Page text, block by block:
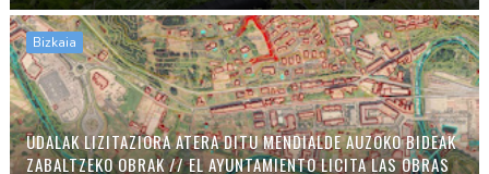
Bizkaia
UDALAK LIZITAZIORA ATERA DITU MENDIALDE AUZOKO BIDEAK
ZABALTZEKO OBRAK // EL AYUNTAMIENTO LICITA LAS OBRAS